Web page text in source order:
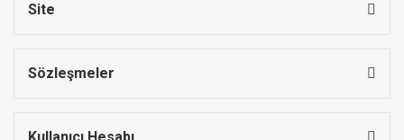
Site
Sözleşmeler